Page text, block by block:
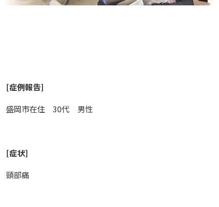
[症例報告]
盛岡市在住30代 男性
[症状]
頸部痛